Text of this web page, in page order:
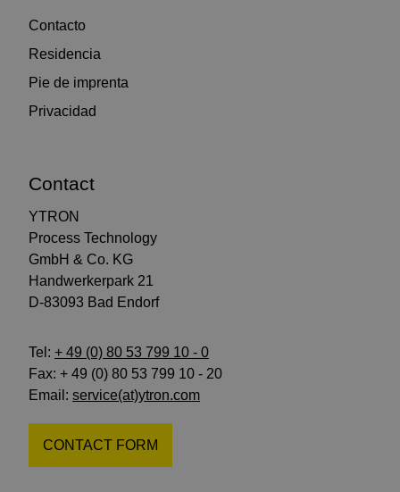
Contacto
Residencia
Pie de imprenta
Privacidad
Contact
YTRON
Process Technology
GmbH & Co. KG
Handwerkerpark 21
D-83093 Bad Endorf
Tel: + 49 (0) 80 53 799 10 - 0
Fax: + 49 (0) 80 53 799 10 - 20
Email: service(at)ytron.com
CONTACT FORM